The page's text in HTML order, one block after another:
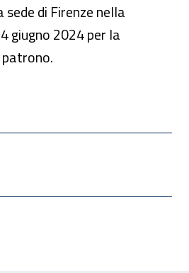
di Firenze nella
giugno 2024 per la
- Sito esterno - Apertura in
- Apertura in nuova finestra
apre il programma di posta
pagina: scelta meno